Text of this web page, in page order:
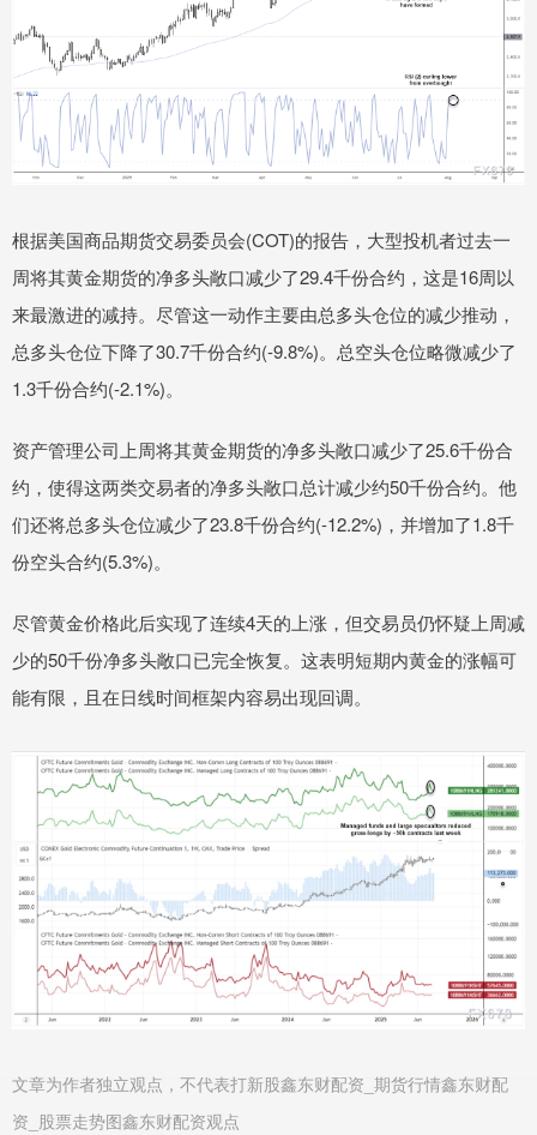
根据美国商品期货交易委员会(COT)的报告，大型投机者过去一
周将其黄金期货的净多头敞口减少了29.4千份合约，这是16周以
来最激进的减持。尽管这一动作主要由总多头仓位的减少推动，
总多头仓位下降了30.7千份合约(-9.8%)。总空头仓位略微减少了
1.3千份合约(-2.1%)。
资产管理公司上周将其黄金期货的净多头敞口减少了25.6千份合
约，使得这两类交易者的净多头敞口总计减少约50千份合约。他
们还将总多头仓位减少了23.8千份合约(-12.2%)，并增加了1.8千
份空头合约(5.3%)。
尽管黄金价格此后实现了连续4天的上涨，但交易员仍怀疑上周减
少的50千份净多头敞口已完全恢复。这表明短期内黄金的涨幅可
能有限，且在日线时间框架内容易出现回调。
文章为作者独立观点，不代表打新股鑫东财配资_期货行情鑫东财配
资_股票走势图鑫东财配资观点